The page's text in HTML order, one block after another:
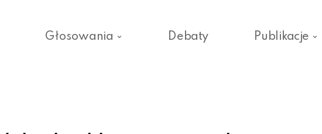
Głosowania Debaty Publikacje